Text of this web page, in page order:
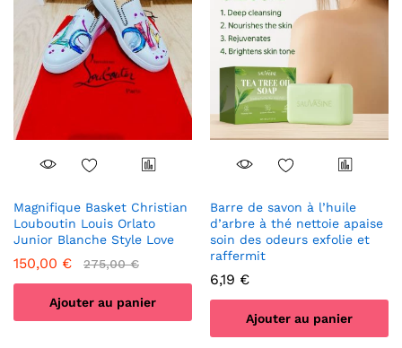
Magnifique Basket Christian
Louboutin Louis Orlato
Junior Blanche Style Love
150,00 € 275,00€
Ajouter au panier
Barre de savon à l’huile
d’arbre à thé nettoie apaise
soin des odeurs exfolie et
raffermit
6,19 €
Ajouter au panier